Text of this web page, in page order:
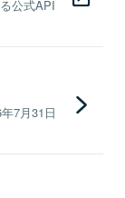
公式API
7月31日